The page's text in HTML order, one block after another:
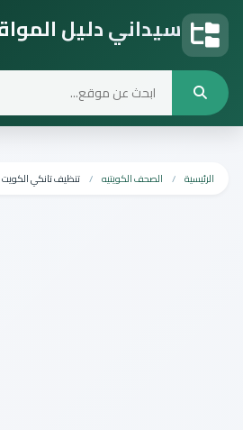
سيداني دليل المواقع
دليل المواقع
الصحف الكويتيه تنظيف تانكي الكويت